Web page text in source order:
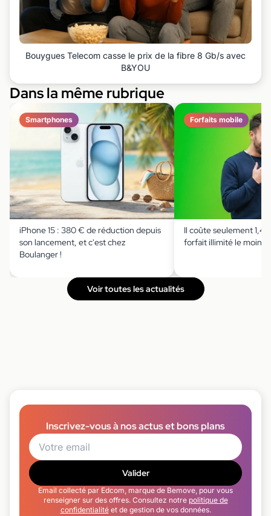
Bouygues Telecom casse le prix de la fibre 8 Gb/s avec
B&YOU
Dans la même rubrique
Smartphones
iPhone 15 : 380 € de réduction depuis
son lancement, et c'est chez
Boulanger !
Forfaits mobile
Il coûte seulement
forfait illimité le moins
Voir toutes les actualités
Inscrivez-vous à nos actus et bons plans
Valider
Email collecté par Edcom, marque de Bemove, pour vous
renseigner sur des offres. Consultez notre politique de
confidentialitéet de gestion de vos données.